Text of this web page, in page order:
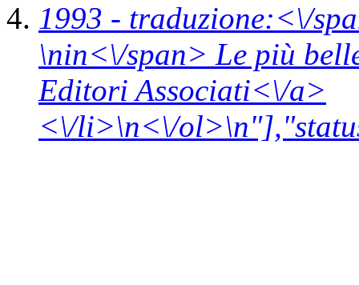
1993 - traduzione:<\/
\nin<\/span> Le più
Editori Associati<\/a>
<\/li>\n<\/